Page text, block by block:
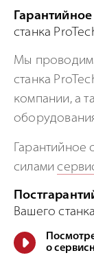
станка
Мы проводим
станка
компании, а
Гарантийное
силами
Вашего станка
о